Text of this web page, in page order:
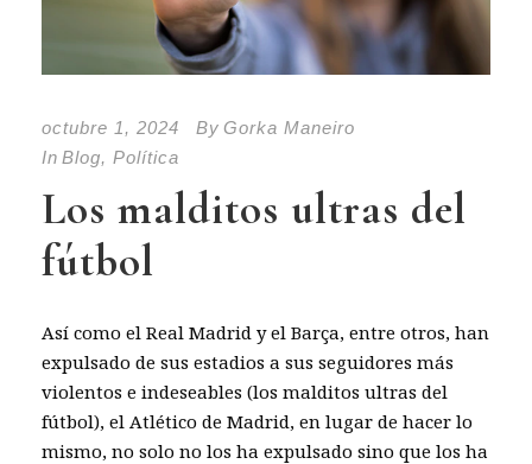
octubre 1, 2024 By Gorka Maneiro
In Blog, Política
Los malditos ultras del
fútbol
Así como el Real Madrid y el Barça, entre otros, han
expulsado de sus estadios a sus seguidores más
violentos e indeseables (los malditos ultras del
fútbol), el Atlético de Madrid, en lugar de hacer lo
mismo, no solo no los ha expulsado sino que los ha